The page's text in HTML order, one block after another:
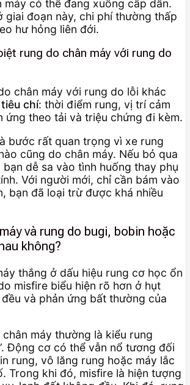
máy có thể đang xuống cấp dần.
giai đoạn này, chi phí thường thấp
hư hỏng liên đới.
rung do chân máy với rung do
chân máy với rung do lỗi khác
chí: thời điểm rung, vị trí cảm
ứng theo tải và triệu chứng đi kèm.
bước rất quan trọng vì xe rung
cũng do chân máy. Nếu bỏ qua
dễ sa vào tình huống thay phụ
Với người mới, chỉ cần bám vào
bạn đã loại trừ được khá nhiều
và rung do bugi, bobin hoặc
không?
thắng ở dấu hiệu rung cơ học ổn
misfire biểu hiện rõ hơn ở hụt
và phản ứng bất thường của
máy thường là kiểu rung
Động cơ có thể vẫn nổ tương đối
rung, vô lăng rung hoặc máy lắc
Trong khi đó, misfire là hiện tượng